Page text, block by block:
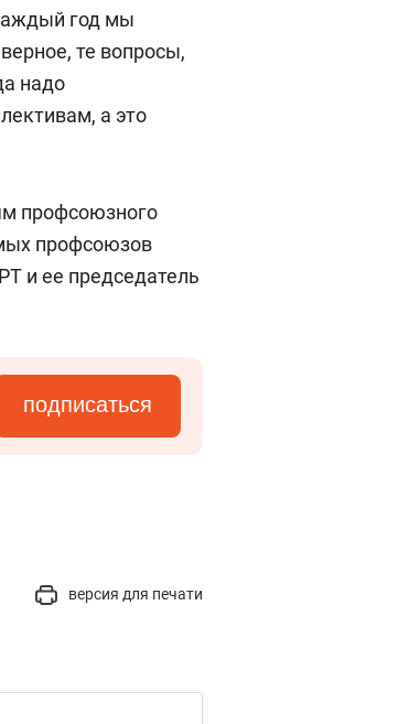
год мы
те вопросы,
надо
а это
профсоюзного
профсоюзов
и ее председатель
подписаться
версия для печати